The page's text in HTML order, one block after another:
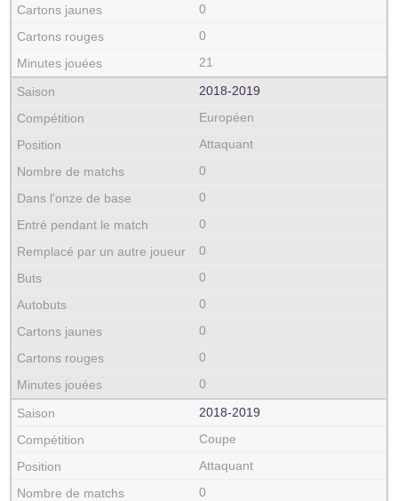
0
0
21
2018‑2019
Européen
Attaquant
0
0
0
0
0
0
0
0
0
2018‑2019
Coupe
Attaquant
0